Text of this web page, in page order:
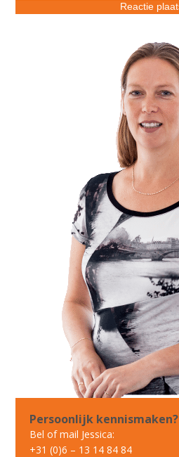
Persoonlijk kennismaken?
Bel of mail Jessica:
+31 (0)6 – 13 14 84 84